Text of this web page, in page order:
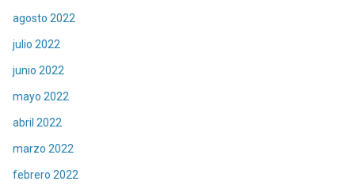
agosto 2022
julio 2022
junio 2022
mayo 2022
abril 2022
marzo 2022
febrero 2022